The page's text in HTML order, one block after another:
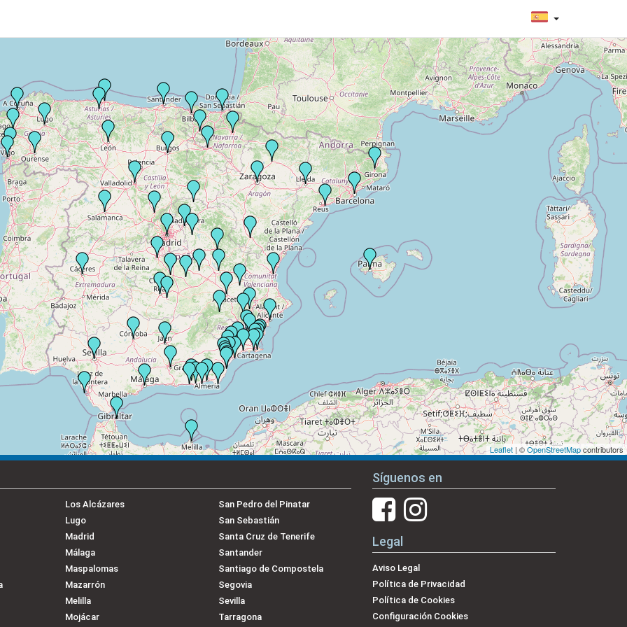
Leaflet | ©OpenStreetMapcontributors
Los Alcázares
Lugo
Madrid
Málaga
Maspalomas
Mazarrón
Melilla
Mojácar
San Pedro del Pinatar
San Sebastián
Santa Cruz de Tenerife
Santander
Santiago de Compostela
Segovia
Sevilla
Tarragona
Síguenos en
Legal
Aviso Legal
Política de Privacidad
Política de Cookies
Configuración Cookies